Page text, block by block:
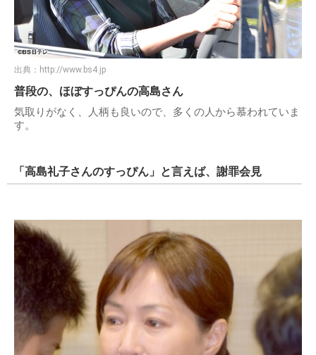
出典： http://www.bs4.jp
普段の、ほぼすっぴんの高島さん
気取りがなく、人柄も良いので、多くの人から慕われていま
す。
「高島礼子さんのすっぴん」と言えば、謝罪会見